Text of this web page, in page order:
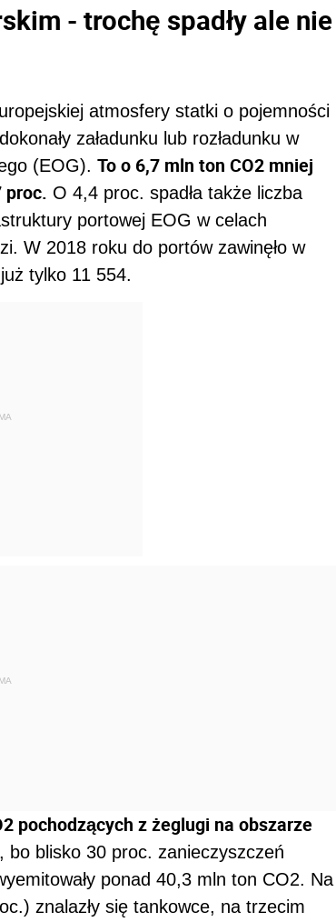
- trochę spadły ale nie
atmosfery statki o pojemności
załadunku lub rozładunku w
(EOG). To o 6,7 mln ton CO2 mniej
proc. O 4,4 proc. spadła także liczba
portowej EOG w celach
W 2018 roku do portów zawinęło w
tylko 11 554.
pochodzących z żeglugi na obszarze
bo blisko 30 proc. zanieczyszczeń
ponad 40,3 mln ton CO2. Na
znalazły się tankowce, na trzecim